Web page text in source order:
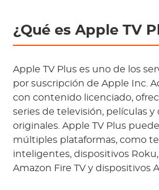
¿Qué es Apple TV
Apple TV Plus es uno de los
por suscripción de Apple Inc.
con contenido licenciado,
series de televisión, películas
originales. Apple TV Plus
múltiples plataformas, como
inteligentes, dispositivos
Amazon Fire TV y dispositivos